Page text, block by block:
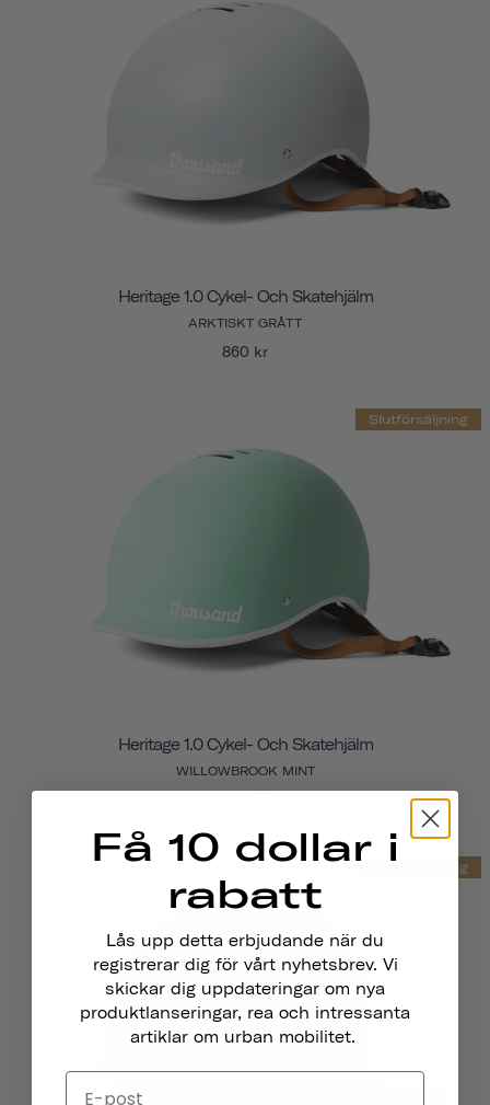
Heritage 1.0 Cykel- Och Skatehjälm
ARKTISKT GRÅTT
860 kr
Slutförsäljning
Heritage 1.0 Cykel- Och Skatehjälm
WILLOWBROOK MINT
Slutförsäljning
Få 10 dollar i
rabatt
Lås upp detta erbjudande när du
registrerar dig för vårt nyhetsbrev. Vi
skickar dig uppdateringar om nya
produktlanseringar, rea och intressanta
artiklar om urban mobilitet.